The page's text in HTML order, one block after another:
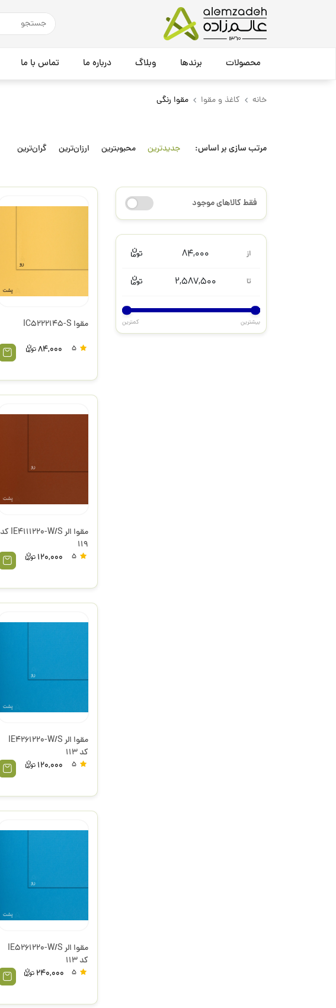
محصولات برندها وبلاگ درباره ما تماس با ما
خانه کاغذ و مقوا مقوا رنگی
مرتب سازی بر اساس: جدیدترین محبوبترین ارزان‌ترین گران‌ترین
فقط کالاهای موجود
از 84,000
تا 2,587,500
بیشترین کمترین مقوا IC5222145-S
84,000
مقوا الر IE4111220-W/S کد
119
120,000
مقوا الر IE4261220-W/S
کد 113
120,000
مقوا الر IE5261220-W/S
کد 113
240,000